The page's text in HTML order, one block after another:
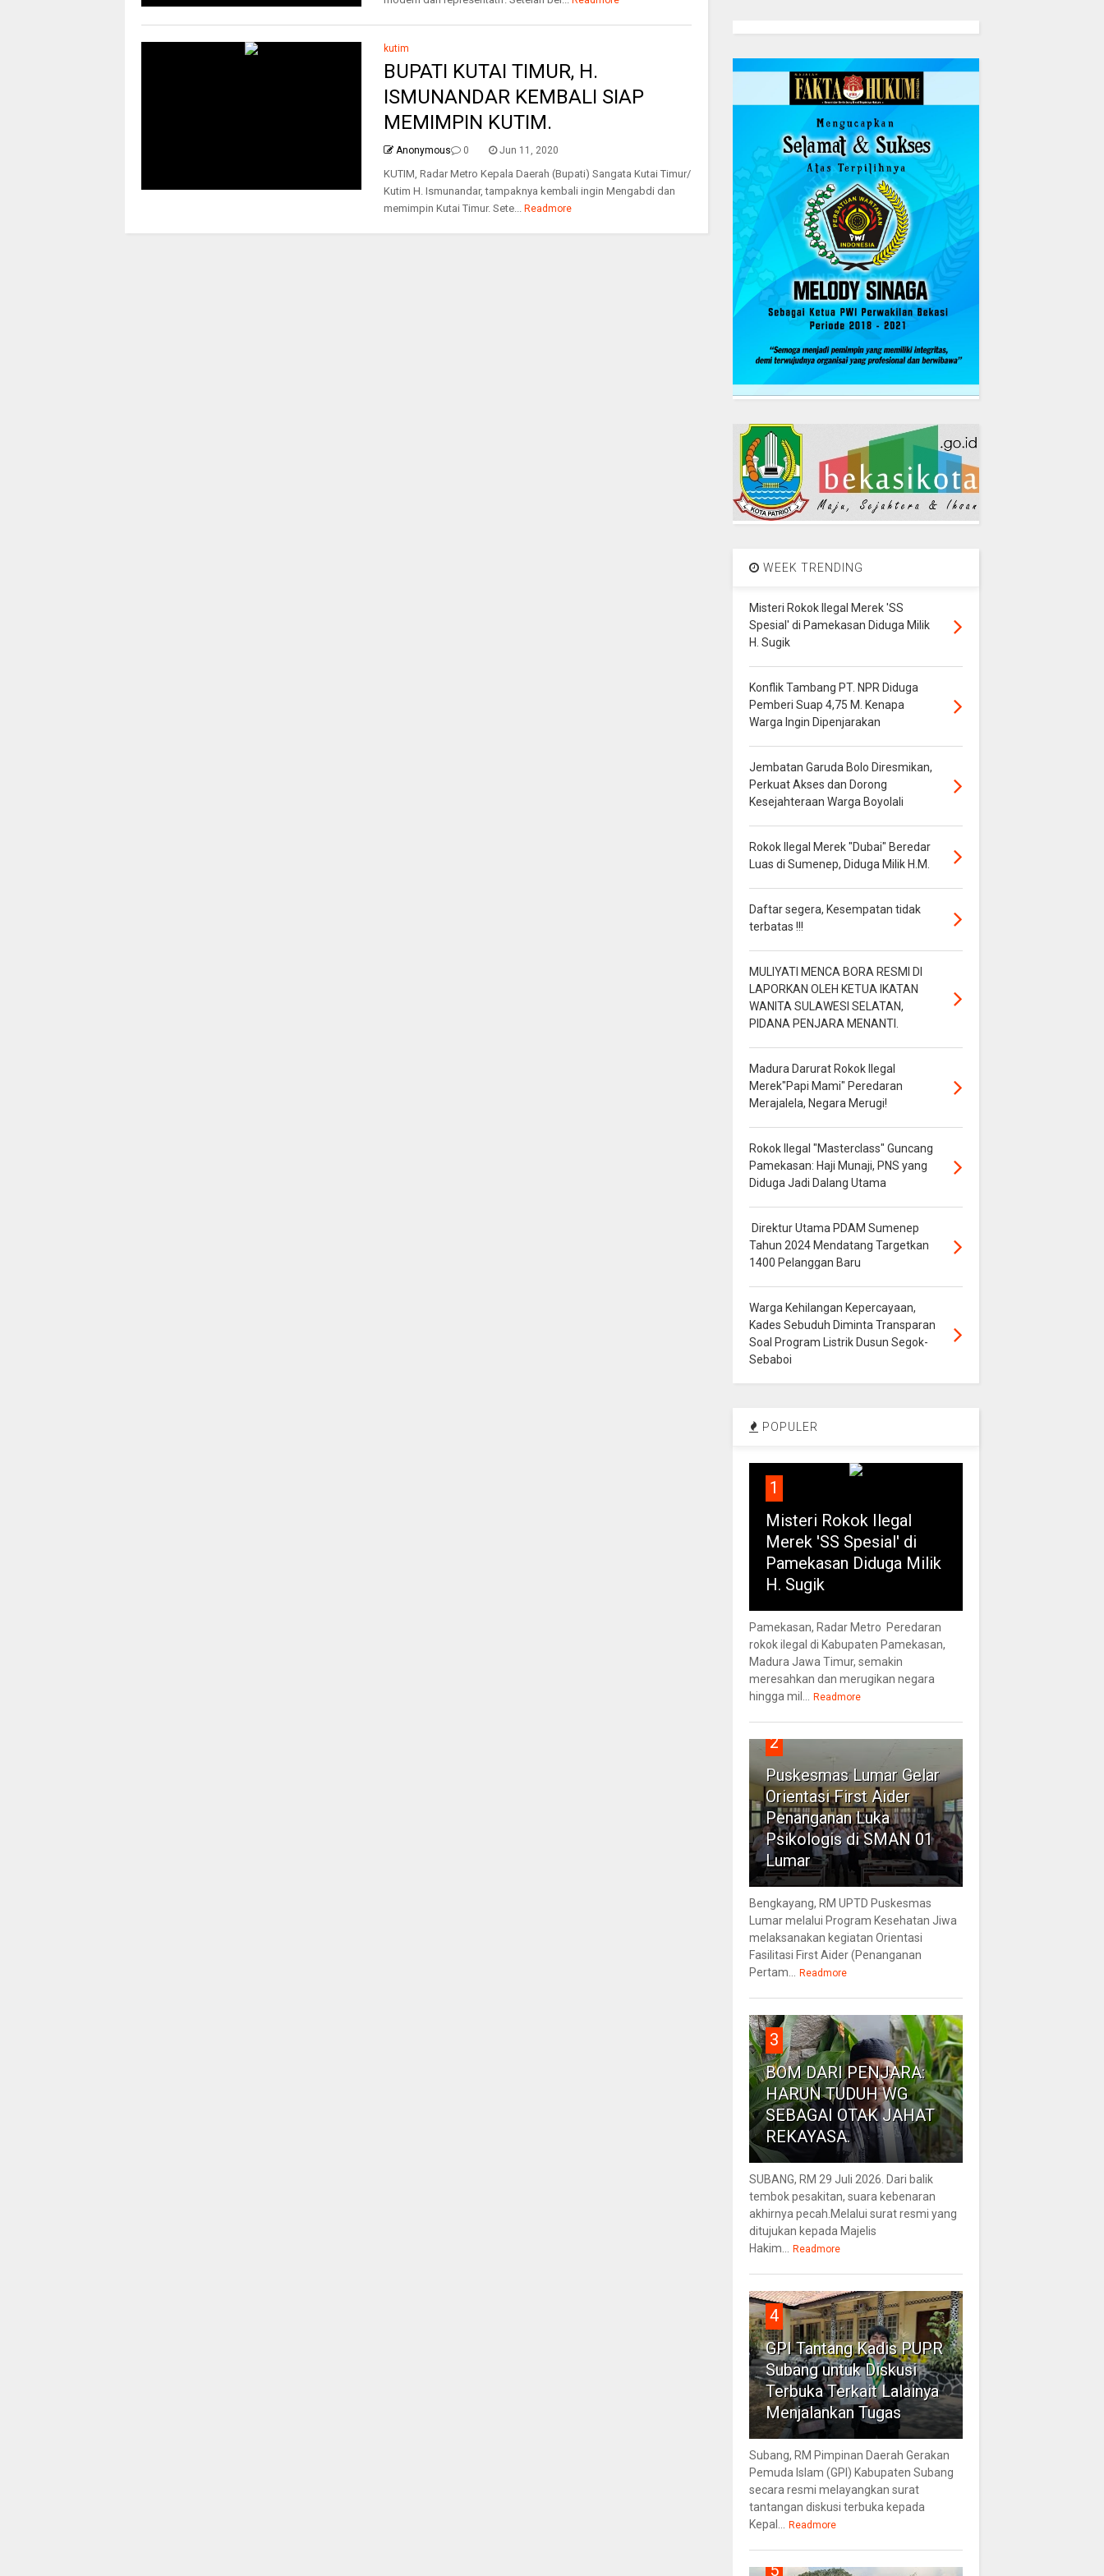
kutim
BUPATI KUTAI TIMUR, H.
ISMUNANDAR KEMBALI SIAP
MEMIMPIN KUTIM.
Anonymous 0 Jun 11, 2020
KUTIM, Radar Metro Kepala Daerah (Bupati) Sangata Kutai Timur/
Kutim H. Ismunandar, tampaknya kembali ingin Mengabdi dan
memimpin Kutai Timur. Sete... Readmore
WEEK TRENDING
Misteri Rokok Ilegal Merek 'SS
Spesial' di Pamekasan Diduga Milik
H. Sugik
Konflik Tambang PT. NPR Diduga
Pemberi Suap 4,75 M. Kenapa
Warga Ingin Dipenjarakan
Jembatan Garuda Bolo Diresmikan,
Perkuat Akses dan Dorong
Kesejahteraan Warga Boyolali
Rokok Ilegal Merek "Dubai" Beredar
Luas di Sumenep, Diduga Milik H.M.
Daftar segera, Kesempatan tidak
terbatas !!!
MULIYATI MENCA BORA RESMI DI
LAPORKAN OLEH KETUA IKATAN
WANITA SULAWESI SELATAN,
PIDANA PENJARA MENANTI.
Madura Darurat Rokok Ilegal
Merek"Papi Mami" Peredaran
Merajalela, Negara Merugi!
Rokok Ilegal "Masterclass" Guncang
Pamekasan: Haji Munaji, PNS yang
Diduga Jadi Dalang Utama
Direktur Utama PDAM Sumenep
Tahun 2024 Mendatang Targetkan
1400 Pelanggan Baru
Warga Kehilangan Kepercayaan,
Kades Sebuduh Diminta Transparan
Soal Program Listrik Dusun Segok-
Sebaboi
POPULER
1
Misteri Rokok Ilegal
Merek 'SS Spesial' di
Pamekasan Diduga Milik
H. Sugik
Pamekasan, Radar Metro Peredaran
rokok ilegal di Kabupaten Pamekasan,
Madura Jawa Timur, semakin
meresahkan dan merugikan negara
hingga mil...
Readmore
2
Puskesmas Lumar Gelar
Orientasi First Aider
Penanganan Luka
Psikologis di SMAN 01
Lumar
Bengkayang, RM UPTD Puskesmas
Lumar melalui Program Kesehatan Jiwa
melaksanakan kegiatan Orientasi
Fasilitasi First Aider (Penanganan
Pertam...
Readmore
3
BOM DARI PENJARA:
HARUN TUDUH WG
SEBAGAI OTAK JAHAT
REKAYASA.
SUBANG, RM 29 Juli 2026. Dari balik
tembok pesakitan, suara kebenaran
akhirnya pecah.Melalui surat resmi yang
ditujukan kepada Majelis
Hakim...
Readmore
4
GPI Tantang Kadis PUPR
Subang untuk Diskusi
Terbuka Terkait Lalainya
Menjalankan Tugas
Subang, RM Pimpinan Daerah Gerakan
Pemuda Islam (GPI) Kabupaten Subang
secara resmi melayangkan surat
tantangan diskusi terbuka kepada
Kepal...
Readmore
5